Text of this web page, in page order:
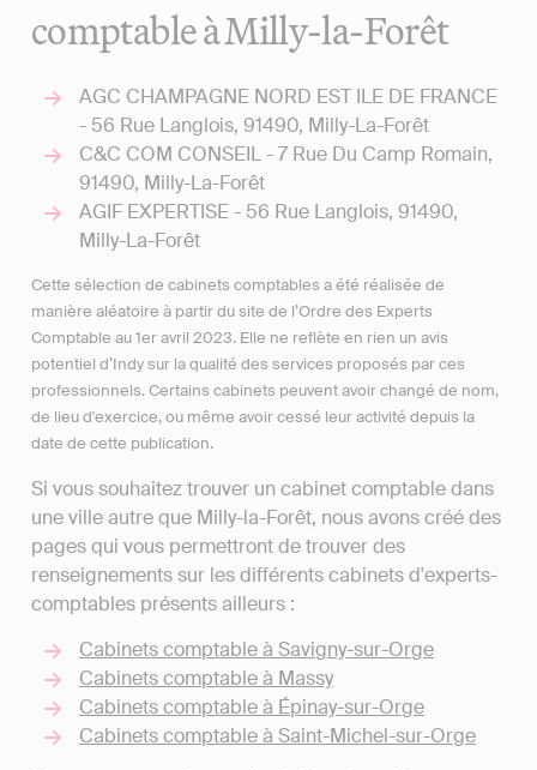
comptable à Milly-la-Forêt
AGC CHAMPAGNE NORD EST ILE DE FRANCE
- 56 Rue Langlois, 91490, Milly-La-Forêt
C&C COM CONSEIL - 7 Rue Du Camp Romain,
91490, Milly-La-Forêt
AGIF EXPERTISE - 56 Rue Langlois, 91490,
Milly-La-Forêt
Cette sélection de cabinets comptables a été réalisée de
manière aléatoire à partir du site de l’Ordre des Experts
Comptable au 1er avril 2023. Elle ne reflète en rien un avis
potentiel d’Indy sur la qualité des services proposés par ces
professionnels. Certains cabinets peuvent avoir changé de nom,
de lieu d'exercice, ou même avoir cessé leur activité depuis la
date de cette publication.
Si vous souhaitez trouver un cabinet comptable dans
une ville autre que Milly-la-Forêt, nous avons créé des
pages qui vous permettront de trouver des
renseignements sur les différents cabinets d'experts-
comptables présents ailleurs :
Cabinets comptable à Savigny-sur-Orge
Cabinets comptable à Massy
Cabinets comptable à Épinay-sur-Orge
Cabinets comptable à Saint-Michel-sur-Orge